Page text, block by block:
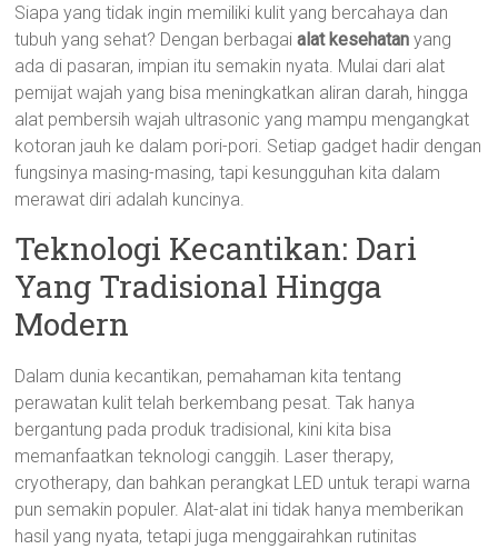
Siapa yang tidak ingin memiliki kulit yang bercahaya dan
tubuh yang sehat? Dengan berbagaialat kesehatan yang
ada di pasaran, impian itu semakin nyata. Mulai dari alat
pemijat wajah yang bisa meningkatkan aliran darah, hingga
alat pembersih wajah ultrasonic yang mampu mengangkat
kotoran jauh ke dalam pori-pori. Setiap gadget hadir dengan
fungsinya masing-masing, tapi kesungguhan kita dalam
merawat diri adalah kuncinya.
Teknologi Kecantikan: Dari
Yang Tradisional Hingga
Modern
Dalam dunia kecantikan, pemahaman kita tentang
perawatan kulit telah berkembang pesat. Tak hanya
bergantung pada produk tradisional, kini kita bisa
memanfaatkan teknologi canggih. Laser therapy,
cryotherapy, dan bahkan perangkat LED untuk terapi warna
pun semakin populer. Alat-alat ini tidak hanya memberikan
hasil yang nyata, tetapi juga menggairahkan rutinitas